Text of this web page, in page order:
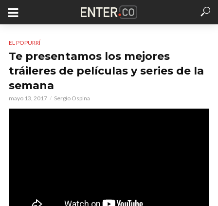
EL POPURRÍ
Te presentamos los mejores
tráileres de películas y series de la
semana
mayo 13, 2017 Sergio Ospina